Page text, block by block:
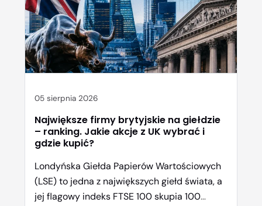
[…]
05 sierpnia 2026
Największe firmy brytyjskie na giełdzie
– ranking. Jakie akcje z UK wybrać i
gdzie kupić?
Londyńska Giełda Papierów Wartościowych
(LSE) to jedna z największych giełd świata, a
jej flagowy indeks FTSE 100 skupia 100